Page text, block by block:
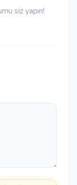
siz yapın!